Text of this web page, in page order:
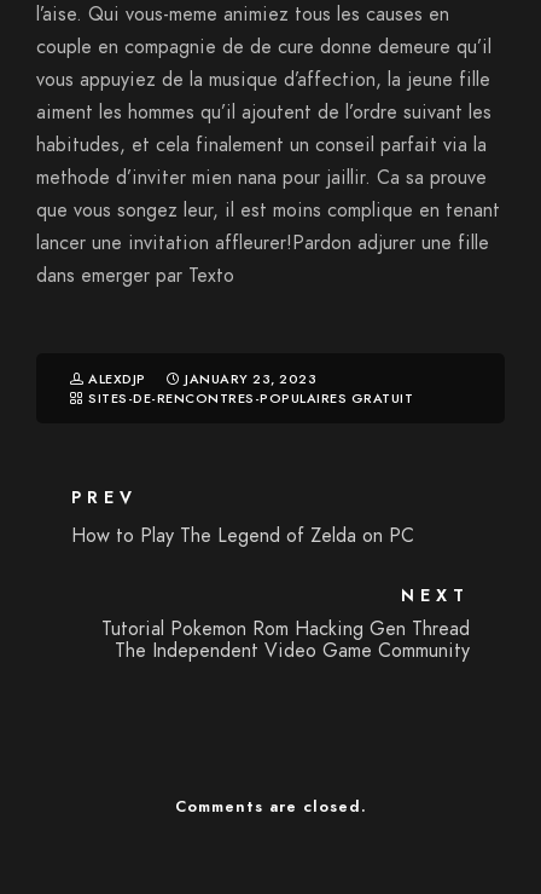
l’aise. Qui vous-meme animiez tous les causes en
couple en compagnie de de cure donne demeure qu’il
vous appuyiez de la musique d’affection, la jeune fille
aiment les hommes qu’il ajoutent de l’ordre suivant les
habitudes, et cela finalement un conseil parfait via la
methode d’inviter mien nana pour jaillir. Ca sa prouve
que vous songez leur, il est moins complique en tenant
lancer une invitation affleurer!Pardon adjurer une fille
dans emerger par Texto
ALEXDJP
JANUARY 23, 2023
SITES-DE-RENCONTRES-POPULAIRES GRATUIT
PREV
How to Play The Legend of Zelda on PC
NEXT
Tutorial Pokemon Rom Hacking Gen Thread
The Independent Video Game Community
Comments are closed.